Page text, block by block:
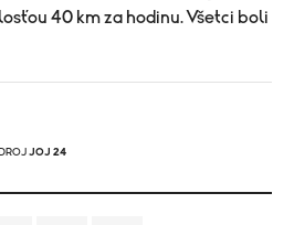
40 km za hodinu. Všetci boli
JOJ 24